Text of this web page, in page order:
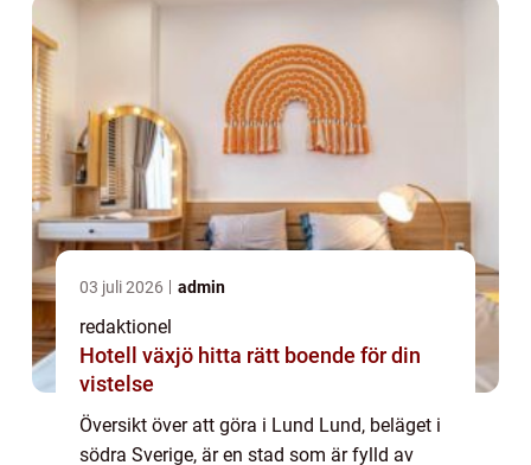
03 juli 2026 admin
redaktionel
Hotell växjö hitta rätt boende för din
vistelse
Översikt över att göra i Lund Lund, beläget i
södra Sverige, är en stad som är fylld av